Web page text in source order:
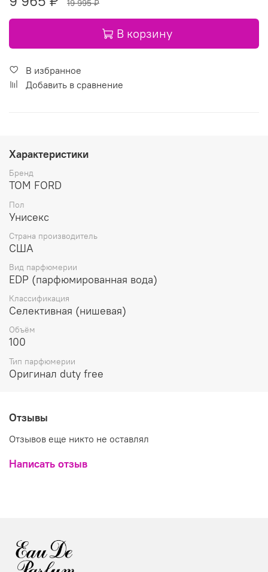
19 995 ₽
В корзину
В избранное
Добавить в сравнение
Характеристики
Бренд
TOM FORD
Пол
Унисекс
Страна производитель
США
Вид парфюмерии
EDP (парфюмированная вода)
Классификация
Селективная (нишевая)
Объём
100
Тип парфюмерии
Оригинал duty free
Отзывы
Отзывов еще никто не оставлял
Написать отзыв